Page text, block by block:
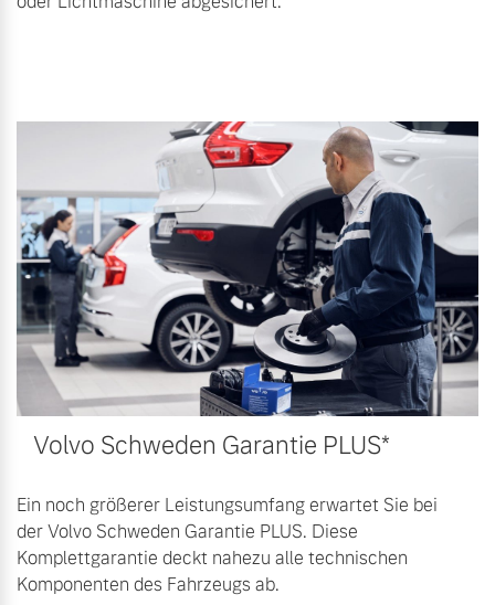
Volvo Schweden Garantie PLUS*
Ein noch größerer Leistungsumfang erwartet Sie bei
der Volvo Schweden Garantie PLUS. Diese
Komplettgarantie deckt nahezu alle technischen
Komponenten des Fahrzeugs ab.